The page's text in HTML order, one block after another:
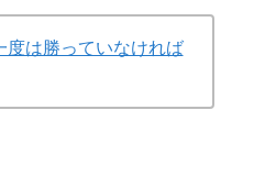
度は勝っていなければ